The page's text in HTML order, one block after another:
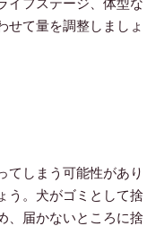
イフステージ、体型な
せて量を調整しましょ
てしまう可能性があり
う。犬がゴミとして捨
、届かないところに捨